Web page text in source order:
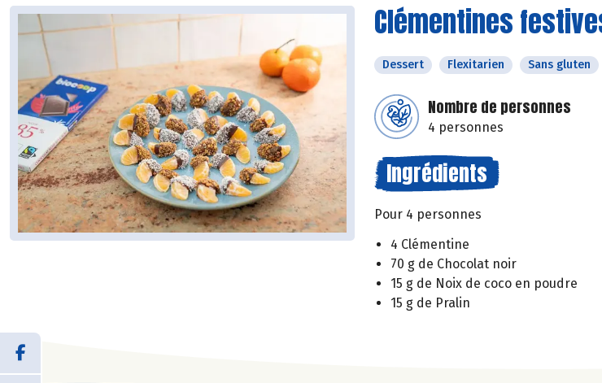
Clémentines
Dessert Flexitarien Sans gluten
Nombre de personnes
4 personnes
Ingrédients
Pour 4 personnes
4 Clémentine
70 g de Chocolat noir
15 g de Noix de coco en poudre
15 g de Pralin